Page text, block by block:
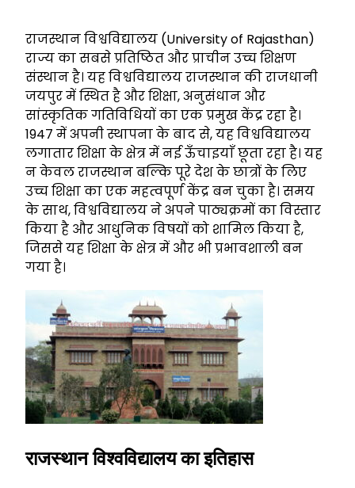
राजस्थान विश्वविद्यालय (University of Rajasthan)
राज्य का सबसे प्रतिष्ठित और प्राचीन उच्च शिक्षण
संस्थान है। यह विश्वविद्यालय राजस्थान की राजधानी
जयपुर में स्थित है और शिक्षा, अनुसंधान और
सांस्कृतिक गतिविधियों का एक प्रमुख केंद्र रहा है।
1947 में अपनी स्थापना के बाद से, यह विश्वविद्यालय
लगातार शिक्षा के क्षेत्र में नई ऊँचाइयाँ छूता रहा है। यह
न केवल राजस्थान बल्कि पूरे देश के छात्रों के लिए
उच्च शिक्षा का एक महत्वपूर्ण केंद्र बन चुका है। समय
के साथ, विश्वविद्यालय ने अपने पाठ्यक्रमों का विस्तार
किया है और आधुनिक विषयों को शामिल किया है,
जिससे यह शिक्षा के क्षेत्र में और भी प्रभावशाली बन
गया है।
राजस्थान विश्वविद्यालय का इतिहास